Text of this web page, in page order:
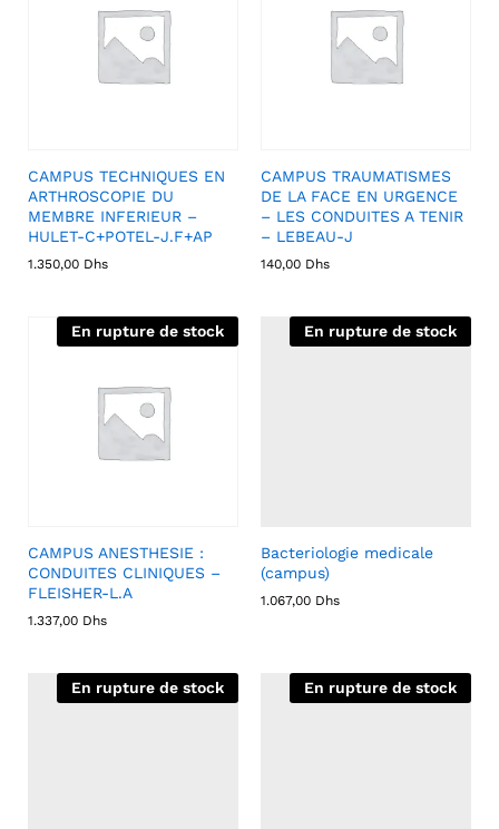
CAMPUS TECHNIQUES EN
ARTHROSCOPIE DU
MEMBRE INFERIEUR –
HULET-C+POTEL-J.F+AP
1.350,00 Dhs
CAMPUS TRAUMATISMES
DE LA FACE EN URGENCE
– LES CONDUITES A TENIR
– LEBEAU-J
140,00 Dhs
En rupture de stock
CAMPUS ANESTHESIE :
CONDUITES CLINIQUES –
FLEISHER-L.A
1.337,00 Dhs
En rupture de stock
Bacteriologie medicale
(campus)
1.067,00 Dhs
En rupture de stock En rupture de stock